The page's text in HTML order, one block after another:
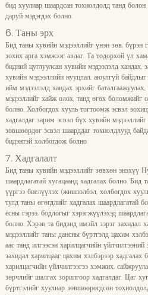
бид хуулиар шаардсан тохиолдолд танд болон
даруй мэдэгдэх болно.
6. Таны эрх
Бид таны хувийн мэдээллийг үнэн зөв, бүрэн
зохих арга хэмжээг авдаг. Та тодорхой үл
бидний цуглуулсан хувийн мэдээлэлд хандах,
хувийн мэдээллийн нууцлал, аюулгүй
ийм мэдээлэлд хандах эрхийг
мэдээллийг хайж олох, танд өгөх боломжийг
болно. Холбогдох хууль тогтоомж эсвэл
хадгалдаг зарим эсвэл бүх хувийн мэдээллийг
зөвшөөрдөг эсвэл шаарддаг тохиолдлууд
бидэнтэй холбогдож болно.
7. Хадгалалт
Бид таны хувийн мэдээллийг зөвхөн энэхүү
шаардлагатай хугацаанд хадгалах болно. Бид
үүргээ биелүүлэх (жишээлбэл, холбогдох
тулд таны өгөгдлийг хадгалах шаардлагатай
ёсны гэрээ, бодлогыг хэрэгжүүлэхэд
болно. Хэрэв та бидэнд имэйл зэрэг захидал
мэдээллийг таны дансны бүртгэлд цахим
аас танд илгээсэн харилцагчийн
захидал харилцааг цахим хэлбэрээр хадгалах
харилцагчийн үйлчилгээгээ хэмжих,
зөрчлийг шалгах зорилгоор хадгалдаг. Цаг
бүртгэлийг хуулиар зөвшөөрөгдсөн